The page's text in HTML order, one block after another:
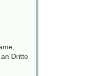
Dritte